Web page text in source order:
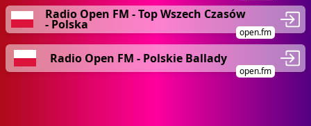
Radio Open FM - Top Wszech Czasów
- Polska
open.fm
Radio Open FM - Polskie Ballady
open.fm